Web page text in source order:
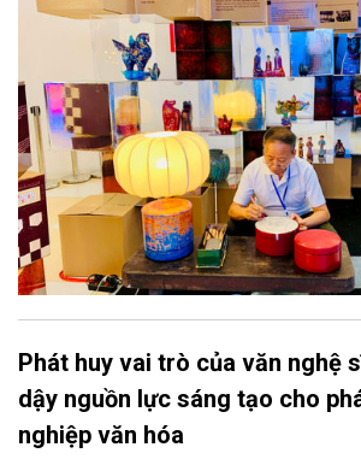
khơi thông mạch ngầm của hệ sinh thái
thành động lực bền vững cho tương lai.
Phát huy vai trò của văn nghệ
dậy nguồn lực sáng tạo cho
nghiệp văn hóa